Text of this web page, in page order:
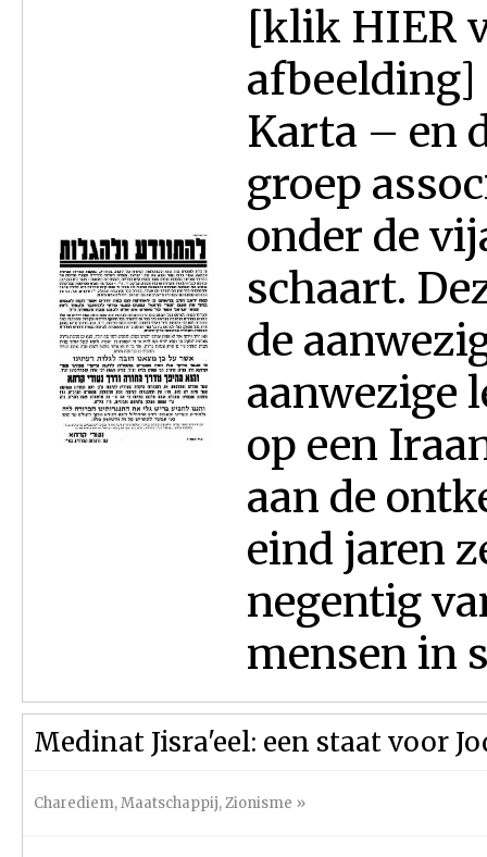
[klik HIER
afbeelding]
Karta – en
groep
onder de
schaart.
de
aanwezige
op een
aan de
eind jaren
negentig
mensen in
Medinat Jisra'eel: een staat voor
Charediem,Maatschappij,Zionisme »